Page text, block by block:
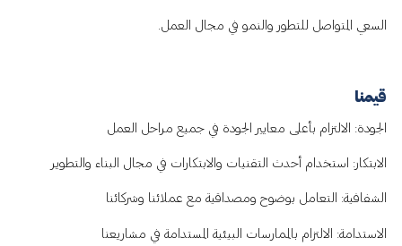
السعي المتواصل للتطور والنمو في مجال العمل.
قيمنا
الجودة: الالتزام بأعلى معايير الجودة في جميع مراحل العمل
الابتكار: استخدام أحدث التقنيات والابتكارات في مجال البناء والتطوير
الشفافية: التعامل بوضوح ومصداقية مع عملائنا وشركائنا
الاستدامة: الالتزام بالممارسات البيئية المستدامة في مشاريعنا